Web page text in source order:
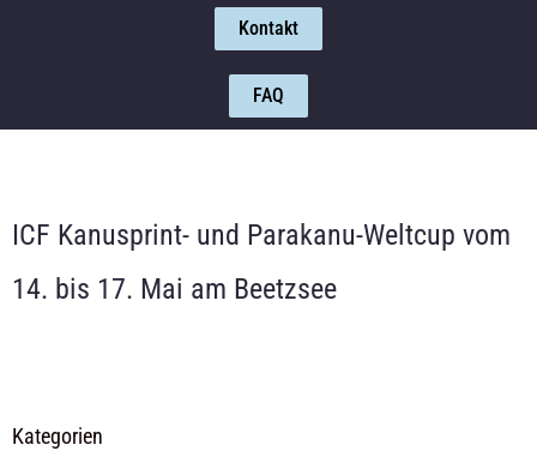
Kontakt
FAQ
ICF Kanusprint- und Parakanu-Weltcup vom
14. bis 17. Mai am Beetzsee
Kategorien